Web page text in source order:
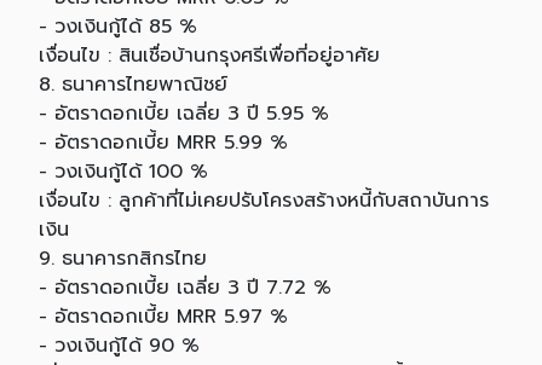
- วงเงินกู้ได้ 85 %
เงื่อนไข : สินเชื่อบ้านกรุงศรีเพื่อที่อยู่อาศัย
8. ธนาคารไทยพาณิชย์
- อัตราดอกเบี้ย เฉลี่ย 3 ปี 5.95 %
- อัตราดอกเบี้ย MRR 5.99 %
- วงเงินกู้ได้ 100 %
เงื่อนไข : ลูกค้าที่ไม่เคยปรับโครงสร้างหนี้กับสถาบันการ
เงิน
9. ธนาคารกสิกรไทย
- อัตราดอกเบี้ย เฉลี่ย 3 ปี 7.72 %
- อัตราดอกเบี้ย MRR 5.97 %
- วงเงินกู้ได้ 90 %